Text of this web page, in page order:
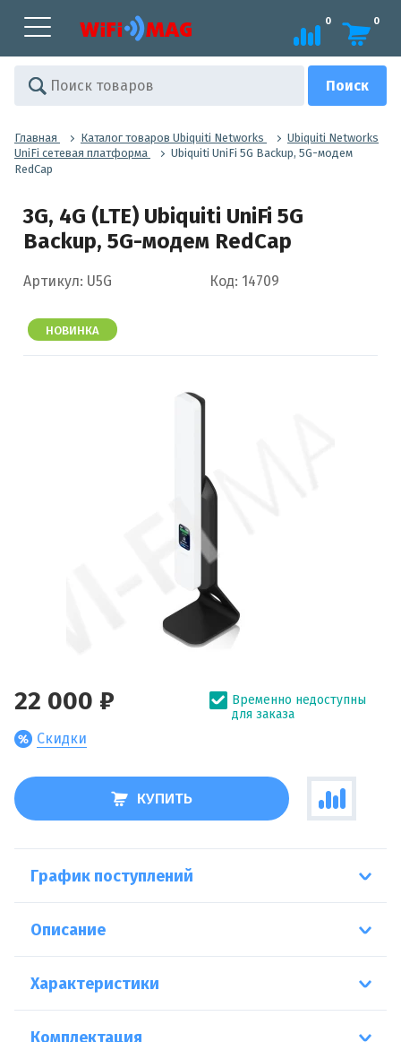
0 0
Главная Каталог товаров Ubiquiti Networks
Ubiquiti Networks
UniFi сетевая платформа
Ubiquiti UniFi 5G Backup, 5G-модем
RedCap
3G, 4G (LTE) Ubiquiti UniFi 5G
Backup, 5G-модем RedCap
Артикул: U5G Код: 14709
НОВИНКА
22 000 ₽
Скидки
Временно недоступны
для заказа
КУПИТЬ
График поступлений
Описание
Характеристики
Комплектация